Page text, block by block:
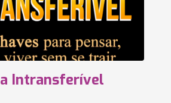
Intransferível